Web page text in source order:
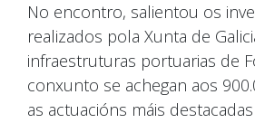
No encontro, salientou os
realizados pola Xunta de
infraestruturas portuarias de
conxunto se achegan aos
as actuacións máis